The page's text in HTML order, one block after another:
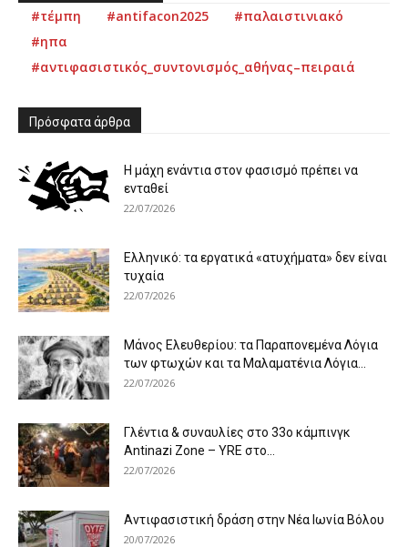
#τέμπη #antifacon2025
#παλαιστινιακό
#ηπα
#αντιφασιστικός_συντονισμός_αθήνας–πειραιά
Πρόσφατα άρθρα
Η μάχη ενάντια στον φασισμό πρέπει να
ενταθεί
22/07/2026
Ελληνικό: τα εργατικά «ατυχήματα» δεν είναι
τυχαία
22/07/2026
Μάνος Ελευθερίου: τα Παραπονεμένα Λόγια
των φτωχών και τα Μαλαματένια Λόγια...
22/07/2026
Γλέντια & συναυλίες στο 33ο κάμπινγκ
Antinazi Zone – YRE στο...
22/07/2026
Αντιφασιστική δράση στην Νέα Ιωνία Βόλου
20/07/2026